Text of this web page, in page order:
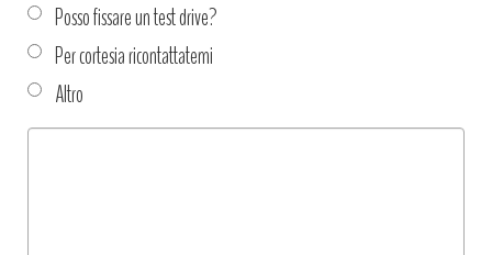
Posso fissare un test drive?
Per cortesia ricontattatemi
Altro
Tipo